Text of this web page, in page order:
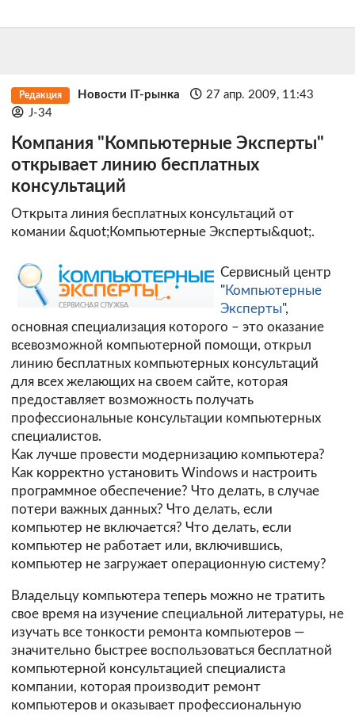
Редакция Новости IT-рынка
27 апр. 2009, 11:43
J-34
Компания "Компьютерные Эксперты"
открывает линию бесплатных
консультаций
Открыта линия бесплатных консультаций от
комании &quot;Компьютерные Эксперты&quot;.
Сервисный центр
"Компьютерные
Эксперты",
основная специализация которого – это оказание
всевозможной компьютерной помощи, открыл
линию бесплатных компьютерных консультаций
для всех желающих на своем сайте, которая
предоставляет возможность получать
профессиональные консультации компьютерных
специалистов.
Как лучше провести модернизацию компьютера?
Как корректно установить Windows и настроить
программное обеспечение? Что делать, в случае
потери важных данных? Что делать, если
компьютер не включается? Что делать, если
компьютер не работает или, включившись,
компьютер не загружает операционную систему?
Владельцу компьютера теперь можно не тратить
свое время на изучение специальной литературы, не
изучать все тонкости ремонта компьютеров —
значительно быстрее воспользоваться бесплатной
компьютерной консультацией специалиста
компании, которая производит ремонт
компьютеров и оказывает профессиональную